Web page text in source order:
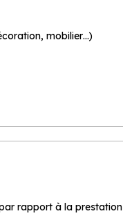
mobilier…)
rapport à la prestation